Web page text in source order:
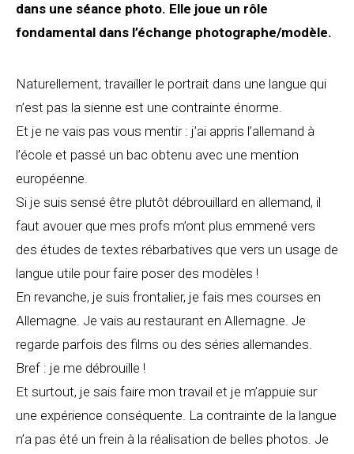
dans une séance photo. Elle joue un rôle
fondamental dans l’échange photographe/modèle.
Naturellement, travailler le portrait dans une langue qui
n’est pas la sienne est une contrainte énorme.
Et je ne vais pas vous mentir : j’ai appris l’allemand à
l’école et passé un bac obtenu avec une mention
européenne.
Si je suis sensé être plutôt débrouillard en allemand, il
faut avouer que mes profs m’ont plus emmené vers
des études de textes rébarbatives que vers un usage de
langue utile pour faire poser des modèles !
En revanche, je suis frontalier, je fais mes courses en
Allemagne. Je vais au restaurant en Allemagne. Je
regarde parfois des films ou des séries allemandes.
Bref : je me débrouille !
Et surtout, je sais faire mon travail et je m’appuie sur
une expérience conséquente. La contrainte de la langue
n’a pas été un frein à la réalisation de belles photos. Je